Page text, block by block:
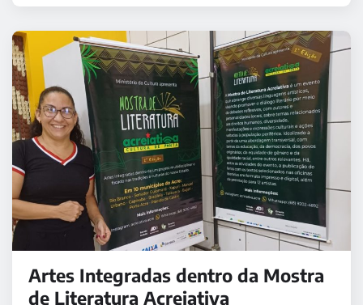
Artes Integradas dentro da Mostra
de Literatura Acreiativa